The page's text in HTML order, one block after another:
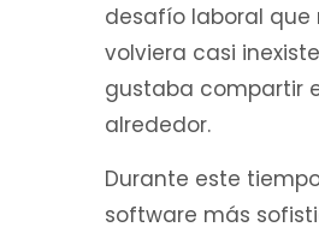
desafío laboral que
volviera casi
gustaba compartir
alrededor.
Durante este
software más